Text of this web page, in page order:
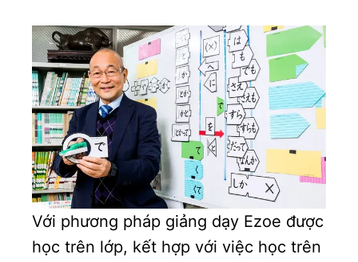
Với phương pháp giảng dạy Ezoe được
học trên lớp, kết hợp với việc học trên